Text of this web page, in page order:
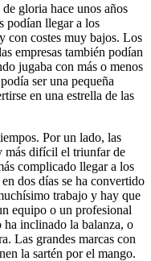
gloria hace unos años
podían llegar a los
con costes muy bajos. Los
empresas también podían
jugaba con más o menos
ser una pequeña
en una estrella de las
Por un lado, las
más difícil el triunfar de
complicado llegar a los
dos días se ha convertido
trabajo y hay que
equipo o un profesional
ha inclinado la balanza, o
Las grandes marcas con
la sartén por el mango.